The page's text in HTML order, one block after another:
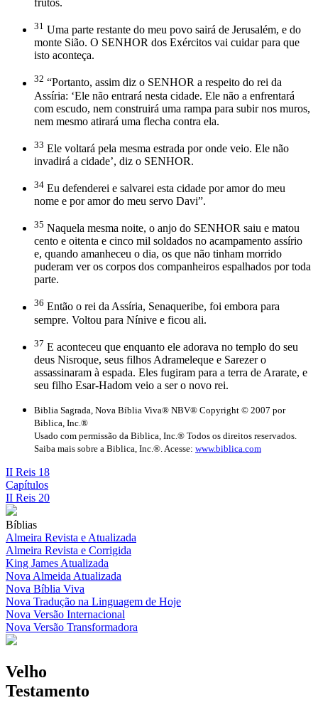
31 Uma parte restante do meu povo sairá de Jerusalém, e do
monte Sião. O SENHOR dos Exércitos vai cuidar para que
isto aconteça.
32 “Portanto, assim diz o SENHOR a respeito do rei da
Assíria: ‘Ele não entrará nesta cidade. Ele não a enfrentará
com escudo, nem construirá uma rampa para subir nos muros,
nem mesmo atirará uma flecha contra ela.
33 Ele voltará pela mesma estrada por onde veio. Ele não
invadirá a cidade’, diz o SENHOR.
34 Eu defenderei e salvarei esta cidade por amor do meu
nome e por amor do meu servo Davi”.
35 Naquela mesma noite, o anjo do SENHOR saiu e matou
cento e oitenta e cinco mil soldados no acampamento assírio
e, quando amanheceu o dia, os que não tinham morrido
puderam ver os corpos dos companheiros espalhados por toda
parte.
36 Então o rei da Assíria, Senaqueribe, foi embora para
sempre. Voltou para Nínive e ficou ali.
37 E aconteceu que enquanto ele adorava no templo do seu
deus Nisroque, seus filhos Adrameleque e Sarezer o
assassinaram à espada. Eles fugiram para a terra de Ararate, e
seu filho Esar-Hadom veio a ser o novo rei.
Biblia Sagrada, Nova Bíblia Viva® NBV® Copyright © 2007 por
Biblica, Inc.®
Usado com permissão da Biblica, Inc.® Todos os direitos reservados.
Saiba mais sobre a Biblica, Inc.®. Acesse: www.biblica.com
II Reis 18
Capítulos
II Reis 20
Bíblias
Almeira Revista e Atualizada
Almeira Revista e Corrigida
King James Atualizada
Nova Almeida Atualizada
Nova Bíblia Viva
Nova Tradução na Linguagem de Hoje
Nova Versão Internacional
Nova Versão Transformadora
Velho
Testamento